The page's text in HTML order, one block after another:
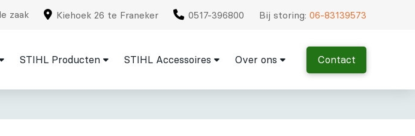
zaak Kiehoek 26 te Franeker 0517-396800 Bij storing:06-83139573
STIHL Producten STIHL Accessoires Over ons Contact